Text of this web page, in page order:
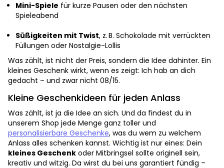
Mini-Spiele für kurze Pausen oder den nächsten
Spieleabend
Süßigkeiten mit Twist, z. B. Schokolade mit verrückten
Füllungen oder Nostalgie-Lollis
Was zählt, ist nicht der Preis, sondern die Idee dahinter. Ein
kleines Geschenk wirkt, wenn es zeigt: Ich hab an dich
gedacht – und zwar nicht 08/15.
Kleine Geschenkideen für jeden Anlass
Was zählt, ist ja die Idee an sich. Und da findest du in
unserem Shop jede Menge ganz toller und
personalisierbare Geschenke, was du wem zu welchem
Anlass alles schenken kannst. Wichtig ist nur eines: Dein
kleines Geschenk oder Mitbringsel sollte originell sein,
kreativ und witzig. Da wirst du bei uns garantiert fündig –